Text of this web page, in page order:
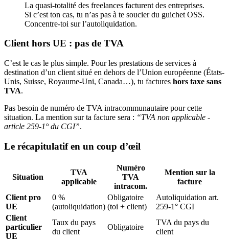
La quasi-totalité des freelances facturent des entreprises.
Si c’est ton cas, tu n’as pas à te soucier du guichet OSS.
Concentre-toi sur l’autoliquidation.
Client hors UE : pas de TVA
C’est le cas le plus simple. Pour les prestations de services à
destination d’un client situé en dehors de l’Union européenne (États-
Unis, Suisse, Royaume-Uni, Canada…), tu factures hors taxe sans
TVA.
Pas besoin de numéro de TVA intracommunautaire pour cette
situation. La mention sur ta facture sera : “TVA non applicable -
article 259-1° du CGI”.
Le récapitulatif en un coup d’œil
Situation
TVA
applicable
Numéro
TVA
intracom.
Mention sur la
facture
Client pro
UE
0 %
(autoliquidation)
Obligatoire
(toi + client)
Autoliquidation art.
259-1° CGI
Client
particulier
UE
Taux du pays
du client
Obligatoire
TVA du pays du
client